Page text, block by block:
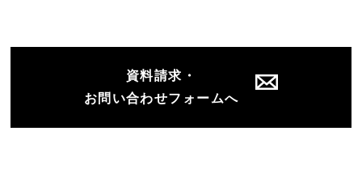
資料請求・
お問い合わせフォームへ